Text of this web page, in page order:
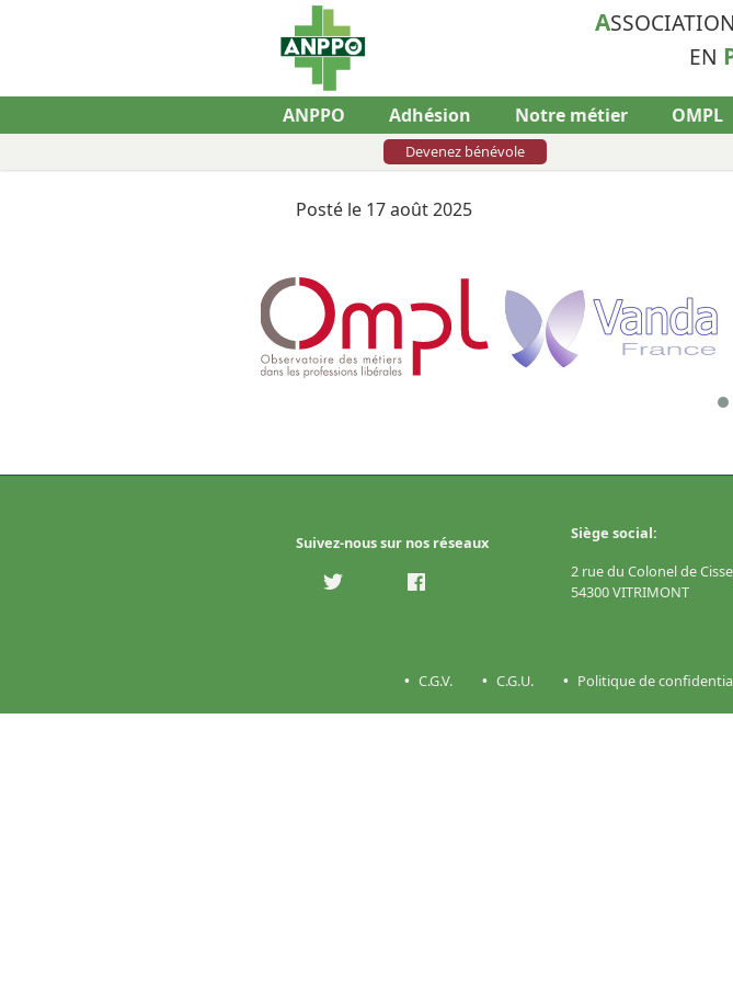
ASSOCIATION
EN
ANPPO Adhésion Notre métier OMPL
Devenez bénévole
Posté le 17 août 2025
Suivez-nous sur nos réseaux
Siège social:
2 rue du Colonel de
54300 VITRIMONT
C.G.V. C.G.U. Politique de